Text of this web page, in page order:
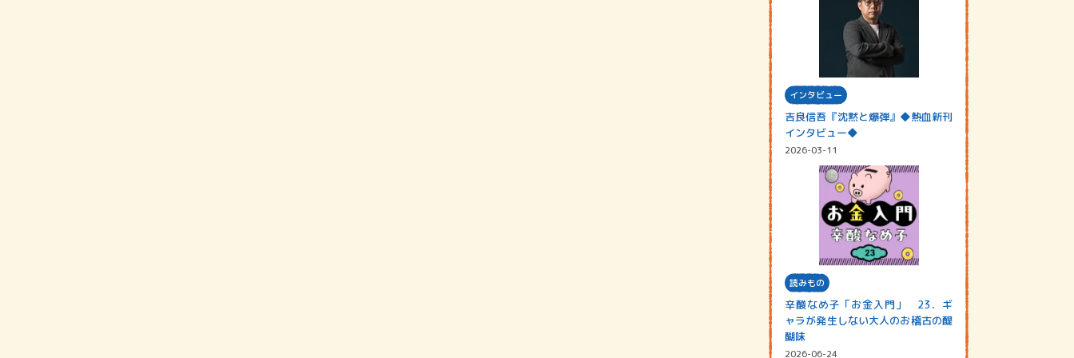
インタビュー
吉良信吾『沈黙と爆弾』◆熱血新刊
インタビュー◆
2026-03-11
読みもの
辛酸なめ子「お金入門」 23．ギ
ャラが発生しない大人のお稽古の醍
醐味
2026-06-24